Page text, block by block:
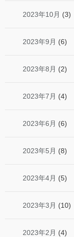
2023年10月 (3)
2023年9月 (6)
2023年8月 (2)
2023年7月 (4)
2023年6月 (6)
2023年5月 (8)
2023年4月 (5)
2023年3月 (10)
2023年2月 (4)